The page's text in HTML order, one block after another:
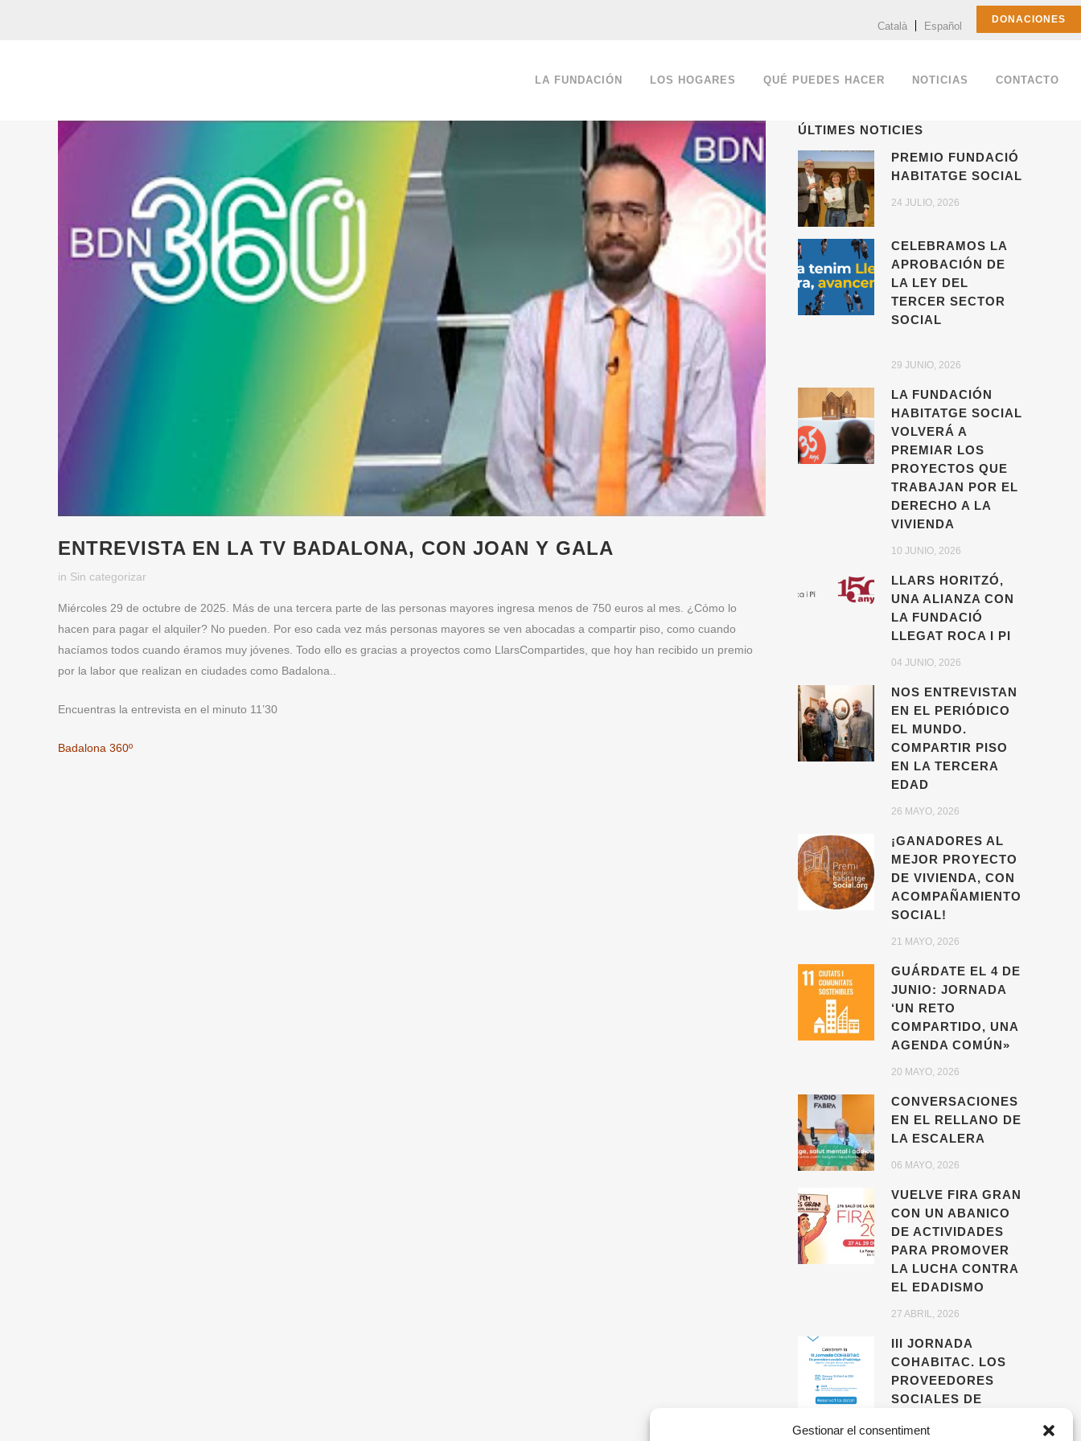
Gestionar el consentiment
Català Español
DONACIONES
LA FUNDACIÓN LOS HOGARES QUÉ PUEDES HACER NOTICIAS CONTACTO
ENTREVISTA EN LA TV BADALONA, CON JOAN Y GALA
in Sin categorizar
Miércoles 29 de octubre de 2025. Más de una tercera parte de las personas mayores ingresa menos de 750 euros al mes. ¿Cómo lo
hacen para pagar el alquiler? No pueden. Por eso cada vez más personas mayores se ven abocadas a compartir piso, como cuando
hacíamos todos cuando éramos muy jóvenes. Todo ello es gracias a proyectos como LlarsCompartides, que hoy han recibido un premio
por la labor que realizan en ciudades como Badalona..
Encuentras la entrevista en el minuto 11’30
Badalona 360º
ÚLTIMES NOTICIES
PREMIO FUNDACIÓ
HABITATGE SOCIAL
24 JULIO, 2026
CELEBRAMOS LA
APROBACIÓN DE
LA LEY DEL
TERCER SECTOR
SOCIAL
29 JUNIO, 2026
LA FUNDACIÓN
HABITATGE SOCIAL
VOLVERÁ A
PREMIAR LOS
PROYECTOS QUE
TRABAJAN POR EL
DERECHO A LA
VIVIENDA
10 JUNIO, 2026
LLARS HORITZÓ,
UNA ALIANZA CON
LA FUNDACIÓ
LLEGAT ROCA I PI
04 JUNIO, 2026
NOS ENTREVISTAN
EN EL PERIÓDICO
EL MUNDO.
COMPARTIR PISO
EN LA TERCERA
EDAD
26 MAYO, 2026
¡GANADORES AL
MEJOR PROYECTO
DE VIVIENDA, CON
ACOMPAÑAMIENTO
SOCIAL!
21 MAYO, 2026
GUÁRDATE EL 4 DE
JUNIO: JORNADA
‘UN RETO
COMPARTIDO, UNA
AGENDA COMÚN»
20 MAYO, 2026
CONVERSACIONES
EN EL RELLANO DE
LA ESCALERA
06 MAYO, 2026
VUELVE FIRA GRAN
CON UN ABANICO
DE ACTIVIDADES
PARA PROMOVER
LA LUCHA CONTRA
EL EDADISMO
27 ABRIL, 2026
III JORNADA
COHABITAC. LOS
PROVEEDORES
SOCIALES DE
AGENTES CLAVE